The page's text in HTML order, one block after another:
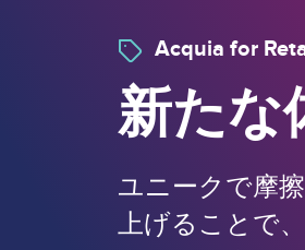
ImageAcquia for
新たな
ユニークで摩
上げることで